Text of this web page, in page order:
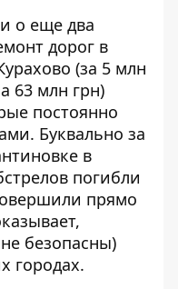
о еще два
дорог в
(за 5 млн
63 млн грн)
постоянно
Буквально за
в
погибли
прямо
безопасны)
городах.